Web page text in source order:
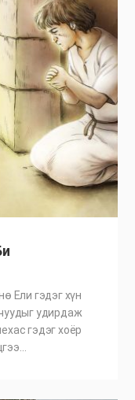
Ели гэдэг хүн
удирдаж
гэдэг хоёр